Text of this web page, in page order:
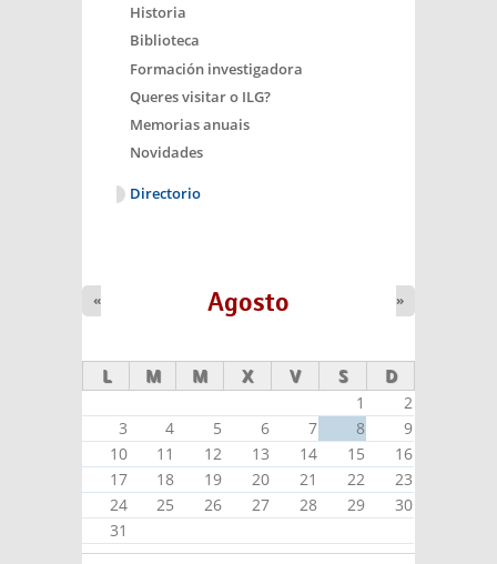
Historia
Biblioteca
Formación investigadora
Queres visitar o ILG?
Memorias anuais
Novidades
Directorio
Agosto
« »
L M M X V S D
1
2
3
4 5 6 7 8
9
10
11 12 13 14 15
16
17
18 19 20 21 22
23
24
25 26 27 28 29
30
31